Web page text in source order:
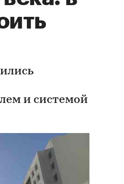
и системой